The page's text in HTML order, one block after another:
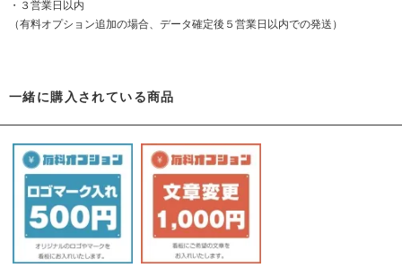
・３営業日以内
（有料オプション追加の場合、データ確定後５営業日以内での発送）
一緒に購入されている商品